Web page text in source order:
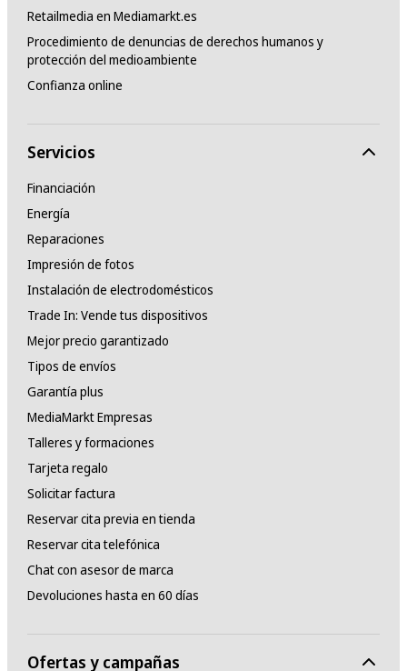
Retailmedia en Mediamarkt.es
Procedimiento de denuncias de derechos humanos y
protección del medioambiente
Confianza online
Servicios
Financiación
Energía
Reparaciones
Impresión de fotos
Instalación de electrodomésticos
Trade In: Vende tus dispositivos
Mejor precio garantizado
Tipos de envíos
Garantía plus
MediaMarkt Empresas
Talleres y formaciones
Tarjeta regalo
Solicitar factura
Reservar cita previa en tienda
Reservar cita telefónica
Chat con asesor de marca
Devoluciones hasta en 60 días
Ofertas y campañas